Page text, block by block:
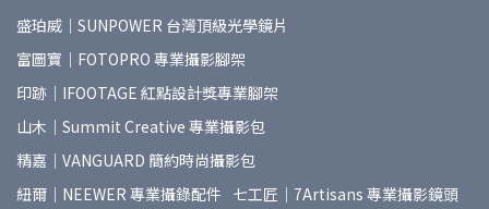
盛珀威｜SUNPOWER 台灣頂級光學鏡片
富圖寶｜FOTOPRO 專業攝影腳架
印跡｜IFOOTAGE 紅點設計獎專業腳架
山木｜Summit Creative 專業攝影包
精嘉｜VANGUARD 簡約時尚攝影包
紐爾｜NEEWER 專業攝錄配件 七工匠｜7Artisans 專業攝影鏡頭